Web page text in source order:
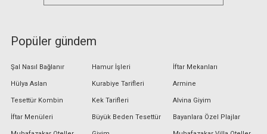
Popüler gündem
Şal Nasıl Bağlanır
Hülya Aslan
Tesettür Kombin
İftar Menüleri
Hamur İşleri
Kurabiye Tarifleri
Kek Tarifleri
Büyük Beden Tesettür
İftar Mekanları
Armine
Alvina Giyim
Bayanlara Özel Plajlar